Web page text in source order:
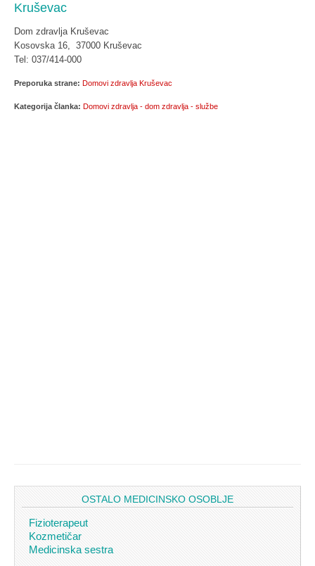
Kruševac
Dom zdravlja Kruševac
Kosovska 16, 37000 Kruševac
Tel: 037/414-000
Preporuka strane: Domovi zdravlja Kruševac
Kategorija članka: Domovi zdravlja - dom zdravlja - službe
OSTALO MEDICINSKO OSOBLJE
Fizioterapeut
Kozmetičar
Medicinska sestra